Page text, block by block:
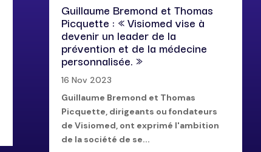
Guillaume Bremond et Thomas
Picquette : « Visiomed vise à
devenir un leader de la
prévention et de la médecine
personnalisée. »
16 Nov 2023
Guillaume Bremond et Thomas
Picquette, dirigeants ou fondateurs
de Visiomed, ont exprimé l'ambition
de la société de se...